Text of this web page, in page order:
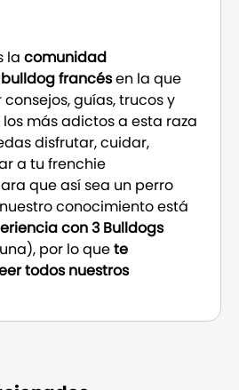
la comunidad
francésen la que
guías, trucos y
más adictos a esta raza
disfrutar, cuidar,
a tu frenchie
que así sea un perro
conocimiento está
con 3 Bulldogs
por lo quete
todos nuestros